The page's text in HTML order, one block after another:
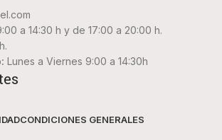
a 14:30 h y de 17:00 a 20:00 h.
Lunes a Viernes 9:00 a 14:30h
CONDICIONES GENERALES